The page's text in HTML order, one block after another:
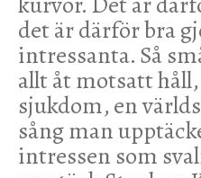
det är därför bra
intressanta. Så
allt åt motsatt
sjukdom, en
sång man
intressen som